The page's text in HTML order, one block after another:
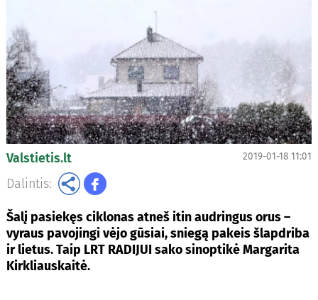
Valstietis.lt 2019-01-18 11:01
Dalintis:
Šalį pasiekęs ciklonas atneš itin audringus orus –
vyraus pavojingi vėjo gūsiai, sniegą pakeis šlapdriba
ir lietus. Taip LRT RADIJUI sako sinoptikė Margarita
Kirkliauskaitė.